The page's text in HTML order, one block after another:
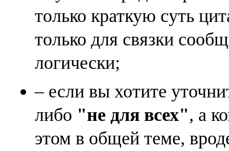
только краткую суть
только для связки
логически;
– если вы хотите
либо "не для всех", а
этом в общей теме,